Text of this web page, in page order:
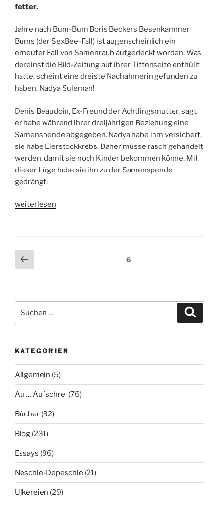
fetter.
Jahre nach Bum-Bum Boris Beckers Besenkammer
Bums (der SexBee-Fall) ist augenscheinlich ein
erneuter Fall von Samenraub aufgedeckt worden. Was
dereinst die Bild-Zeitung auf ihrer Tittenseite enthüllt
hatte, scheint eine dreiste Nachahmerin gefunden zu
haben. Nadya Suleman!
Denis Beaudoin, Ex-Freund der Achtlingsmutter, sagt,
er habe während ihrer dreijährigen Beziehung eine
Samenspende abgegeben. Nadya habe ihm versichert,
sie habe Eierstockkrebs. Daher müsse rasch gehandelt
werden, damit sie noch Kinder bekommen könne. Mit
dieser Lüge habe sie ihn zu der Samenspende
gedrängt.
„Au
weiterlesen
Beitragsnavigation
Vorherige
Seite
Seite6
nach:
KATEGORIEN
Allgemein (5)
Au … Aufschrei (76)
Bücher (32)
Blog (231)
Essays (96)
Neschle-Depeschle (21)
Ulkereien (29)